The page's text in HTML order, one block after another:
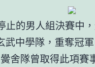
止的男人組決賽中
武中學隊，重奪冠
舍隊曾取得此項賽